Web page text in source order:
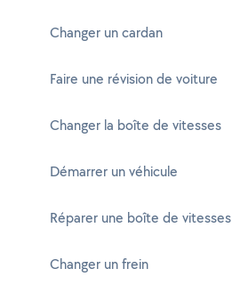
Changer un cardan
Faire une révision de voiture
Changer la boîte de vitesses
Démarrer un véhicule
Réparer une boîte de vitesses
Changer un frein